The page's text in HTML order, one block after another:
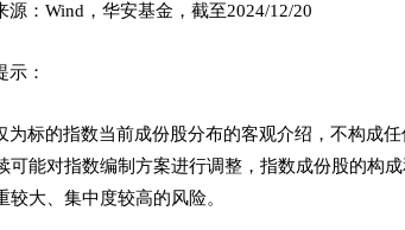
源：Wind，华安基金，截至2024/12/20
示：
为标的指数当前成份股分布的客观介绍，不构成
可能对指数编制方案进行调整，指数成份股的构
较大、集中度较高的风险。